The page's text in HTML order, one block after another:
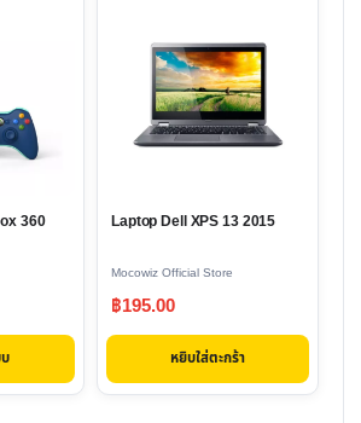
360 Laptop Dell XPS 13 2015
Mocowiz Official Store
฿195.00
หยิบใส่ตะกร้า